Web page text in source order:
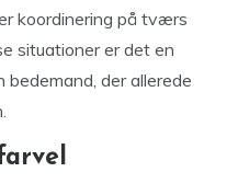
koordinering på tværs
situationer er det en
der allerede